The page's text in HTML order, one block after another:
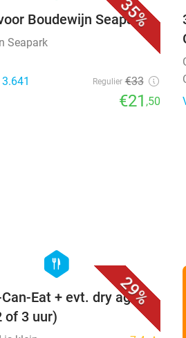
35%
Boudewijn Seapark
Seapark
Regulier €33
€21 ,50
29%
hexagon
food
Eat + evt. dry aged
of 3 uur)